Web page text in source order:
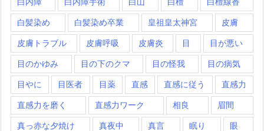
白髪染め 白髪染め卒業 皇祖皇太神宮 皮膚
皮膚トラブル 皮膚呼吸 皮膚炎 目 目が悪い
目のかゆみ 目の下のクマ 目の怪我 目の病気
目やに 目医者 目薬 直感 直感に従う 直感力
直感力を磨く 直感力ワーク 相良 眉間
真っ赤な夕焼け 真夜中 真言 眠り 眼